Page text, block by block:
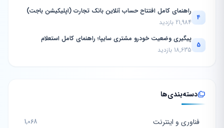
4
راهنمای کامل افتتاح حساب آنلاین بانک تجارت (اپلیکیشن باجت)
21,984 بازدید
5
پیگیری وضعیت خودرو مشتری سایپا؛ راهنمای کامل استعلام
18,635 بازدید
دسته‌بندی‌ها
فناوری و اینترنت 1,068